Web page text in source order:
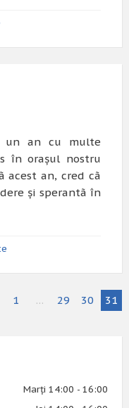
un an cu multe
în orașul nostru
acest an, cred cã
și sperantã în
1 … 29 30 31
Marți 14:00 - 16:00